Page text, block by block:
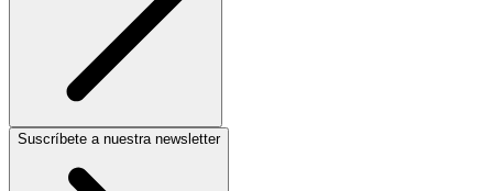
Suscríbete a nuestra newsletter